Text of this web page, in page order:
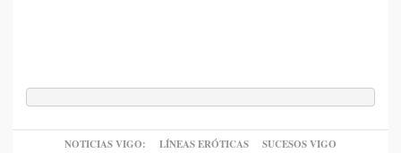
NOTICIAS VIGO: LÍNEAS ERÓTICAS
SUCESOS VIGO